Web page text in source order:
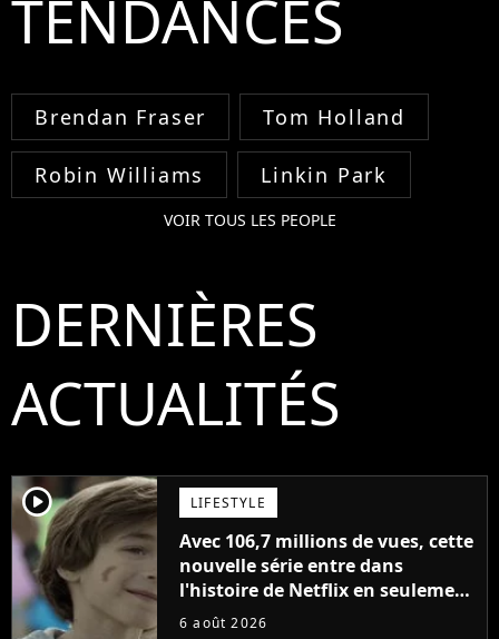
TENDANCES
Brendan Fraser Tom Holland
Robin Williams Linkin Park
VOIR TOUS LES PEOPLE
DERNIÈRES
ACTUALITÉS
player2 LIFESTYLE
Avec 106,7 millions de vues, cette
nouvelle série entre dans
l'histoire de Netflix en seulement
48 jours
6 août 2026